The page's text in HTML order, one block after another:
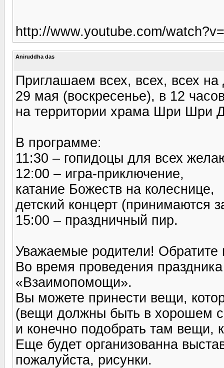
http://www.youtube.com/
Aniruddha das
Приглашаем всех, всех, всех на
29 мая (воскресенье), в 12
на территории храма Шри Шри
В программе:
11:30 – гопидоцы для всех
12:00 – игра-приключение,
катание Божеств на колеснице,
детский концерт (принимаются
15:00 – праздничный пир.
Уважаемые родители! Обратите
Во время проведения
«Взаимопомощи».
Вы можете принести вещи,
(вещи должны быть в хорошем
и конечно подобрать там вещи,
Еще будет организованна
пожалуйста, рисунки.